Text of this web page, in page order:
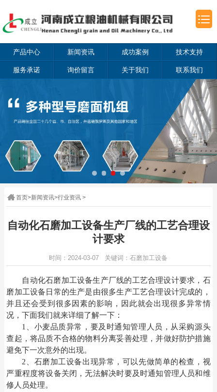
产品中心 新闻资讯 成功案例 技术支持
服务承诺 询价留言 关于我们 联系我们
首页>新闻资讯>行业资讯 >
自动化石磨加工设备生产厂线的工艺合理设
计要求
时间：2024-03-07 关键词：石磨加工设备
自动化石磨加工设备生产厂线的工艺合理设计要求，石
磨加工设备日常的生产是由很多生产工艺合理设计完成的，
并且还会受到很多因素的影响，因此就会出现很多异常情
况，下面我们就来详细了解一下：
1、小麦品质异常，要及时通知管理人员，从采购源头
查起，将品质不合格的物料分离妥善处理，并做好防护措施
避免下一次意外的出现。
2、 石磨加工设备出现异常，可以先做简单的检查，视
严重程度将设备关闭，无法解决时要及时通知管理人员和维
修人员处理。